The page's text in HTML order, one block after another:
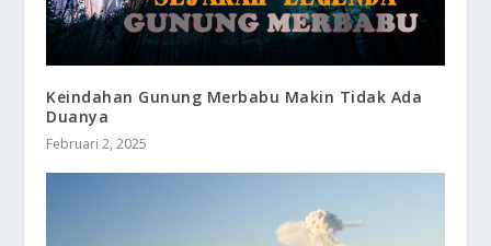
Keindahan Gunung Merbabu Makin Tidak Ada
Duanya
Februari 2, 2025